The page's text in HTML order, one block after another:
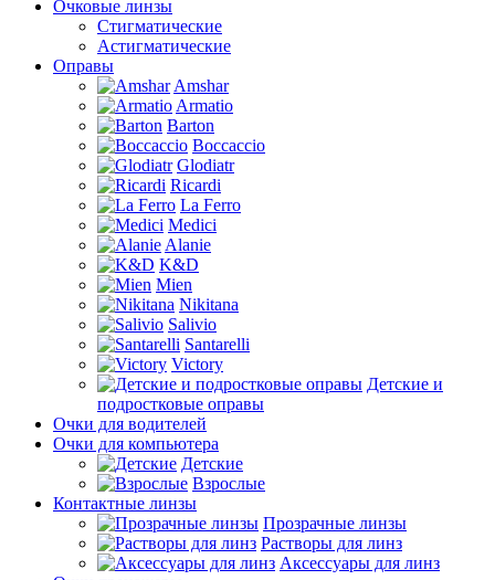
Очковые линзы
Стигматические
Астигматические
Оправы
Amshar
Armatio
Barton
Boccaccio
Glodiatr
Ricardi
La Ferro
Medici
Alanie
K&D
Mien
Nikitana
Salivio
Santarelli
Victory
Детские и
подростковые оправы
Очки для водителей
Очки для компьютера
Детские
Взрослые
Контактные линзы
Прозрачные линзы
Растворы для линз
Аксессуары для линз